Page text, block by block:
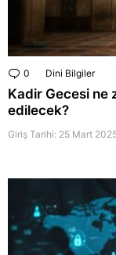
0 Comments
Dini Bilgiler
Kadir Gecesi ne
edilecek?
Giriş Tarihi: 25 Mart